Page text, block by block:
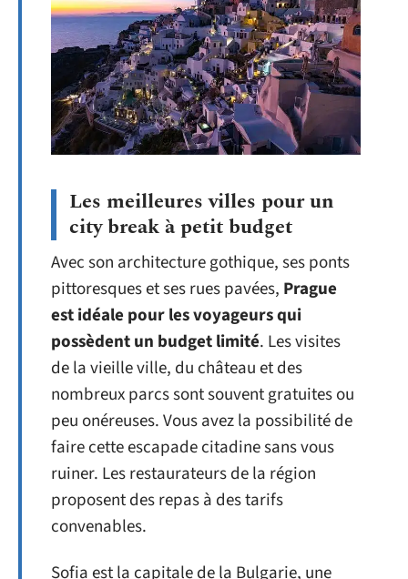
Les meilleures villes pour un
city break à petit budget
Avec son architecture gothique, ses ponts
pittoresques et ses rues pavées, Prague
est idéale pour les voyageurs qui
possèdent un budget limité. Les visites
de la vieille ville, du château et des
nombreux parcs sont souvent gratuites ou
peu onéreuses. Vous avez la possibilité de
faire cette escapade citadine sans vous
ruiner. Les restaurateurs de la région
proposent des repas à des tarifs
convenables.
Sofia est la capitale de la Bulgarie, une